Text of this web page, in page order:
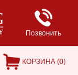
Позвонить
КОРЗИНА (0)